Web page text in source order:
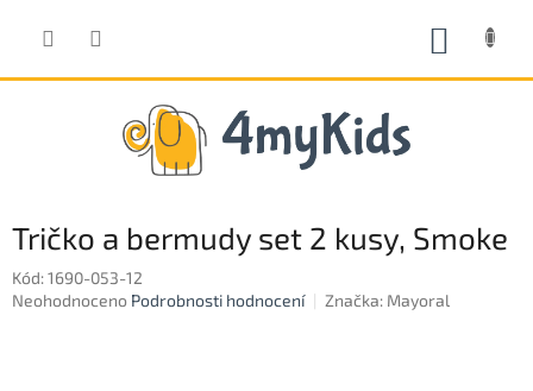
Tričko a bermudy set 2 kusy, Smoke
Kód:1690-053-12
Průměrné
Neohodnoceno Podrobnosti hodnocení Značka: Mayoral